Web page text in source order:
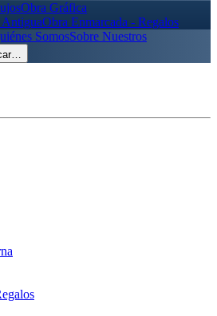
Obra Gráfica
Obra Enmarcada - Regalos
SomosSobre Nuestros
…